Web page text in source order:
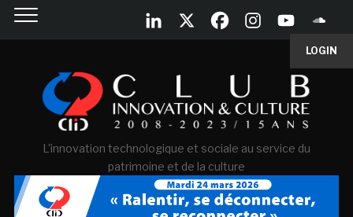
LOGIN
L'innovation technologique et sociale au service du
patrimoine et de la culture